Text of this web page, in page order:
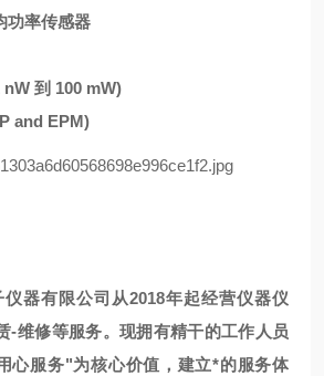
功率传感器
到 100 mW)
and EPM)
器有限公司从2018年起经营仪器仪
-维修等服务。现拥有精干的工作人员
心服务"为核心价值，建立*的服务体